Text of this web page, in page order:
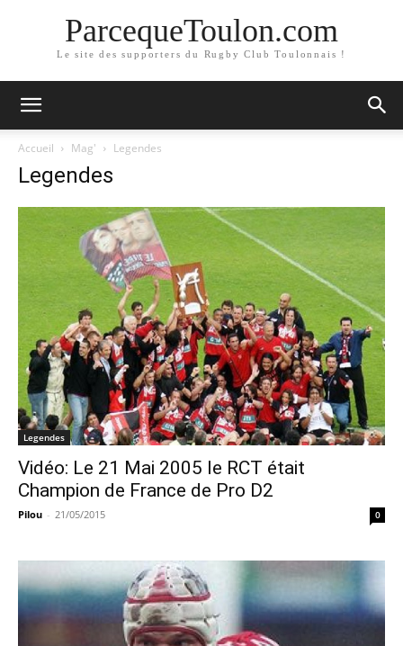
ParcequeToulon.com
Le site des supporters du Rugby Club Toulonnais !
Accueil Mag' Legendes
Legendes
Legendes
Vidéo: Le 21 Mai 2005 le RCT était
Champion de France de Pro D2
Pilou - 21/05/2015 0